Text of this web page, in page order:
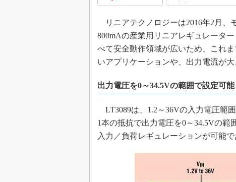
記録計／データロガーの基礎
アナログ設計のきほん／ADC
ズ編
めざせ高効率！ モーター駆動
Bluetooth mesh入門
最新記事一覧
計測器メーカーから見た5G
USB Type-Cの登場で評価試
IoT時代の無線規格を知る【
リニアテクノロジーは2016年2月、
800mAの産業用リニアレギュレータ
べて安全動作領域が広いため、これ
いアプリケーションや、出力電流が
出力電圧を0～34.5Vの範囲で設定可能
LT3089は、1.2～36Vの入力電圧範
1本の抵抗で出力電圧を0～34.5Vの
入力／負荷レギュレーションが可能で